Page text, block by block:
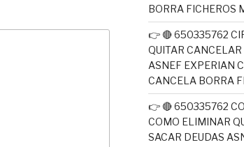
BORRA FICHEROS
👉 🔴 650335762
QUITAR
ASNEF EXPERIAN
CANCELA BORRA
👉 🔴 650335762
COMO ELIMINAR
SACAR DEUDAS